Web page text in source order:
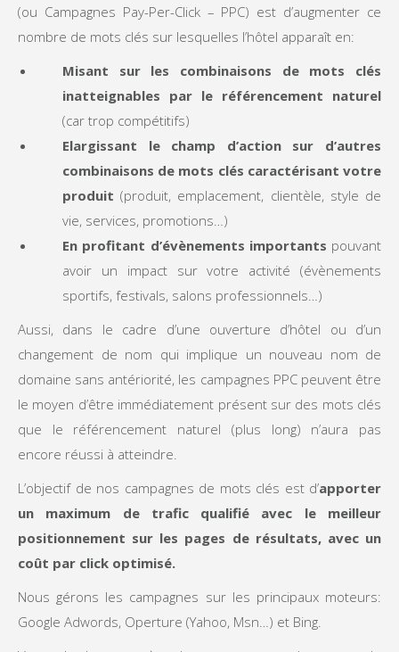
(ou Campagnes Pay-Per-Click – PPC) est d’augmenter ce
nombre de mots clés sur lesquelles l’hôtel apparaît en:
Misant sur les combinaisons de mots clés
inatteignables par le référencement naturel
(car trop compétitifs)
Elargissant le champ d’action sur d’autres
combinaisons de mots clés caractérisant votre
produit (produit, emplacement, clientèle, style de
vie, services, promotions…)
En profitant d’évènements importants pouvant
avoir un impact sur votre activité (évènements
sportifs, festivals, salons professionnels…)
Aussi, dans le cadre d’une ouverture d’hôtel ou d’un
changement de nom qui implique un nouveau nom de
domaine sans antériorité, les campagnes PPC peuvent être
le moyen d’être immédiatement présent sur des mots clés
que le référencement naturel (plus long) n’aura pas
encore réussi à atteindre.
L’objectif de nos campagnes de mots clés est d’apporter
un maximum de trafic qualifié avec le meilleur
positionnement sur les pages de résultats, avec un
coût par click optimisé.
Nous gérons les campagnes sur les principaux moteurs:
Google Adwords, Operture (Yahoo, Msn…) et Bing.